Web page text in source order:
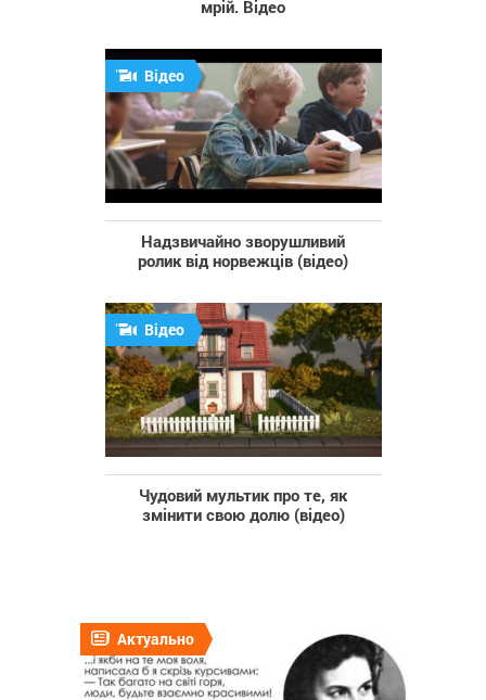
мрій. Відео
Відео
Надзвичайно зворушливий
ролик від норвежців (відео)
Відео
Чудовий мультик про те, як
змінити свою долю (відео)
Актуально